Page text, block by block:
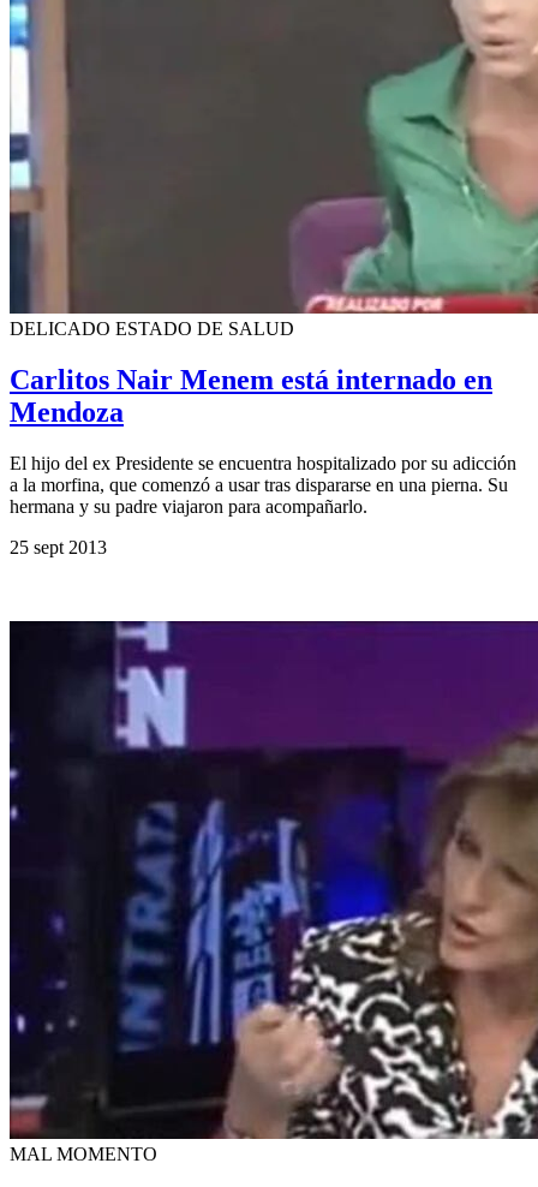
DELICADO ESTADO DE SALUD
Carlitos Nair Menem está internado en
Mendoza
El hijo del ex Presidente se encuentra hospitalizado por su adicción
a la morfina, que comenzó a usar tras dispararse en una pierna. Su
hermana y su padre viajaron para acompañarlo.
25 sept 2013
MAL MOMENTO